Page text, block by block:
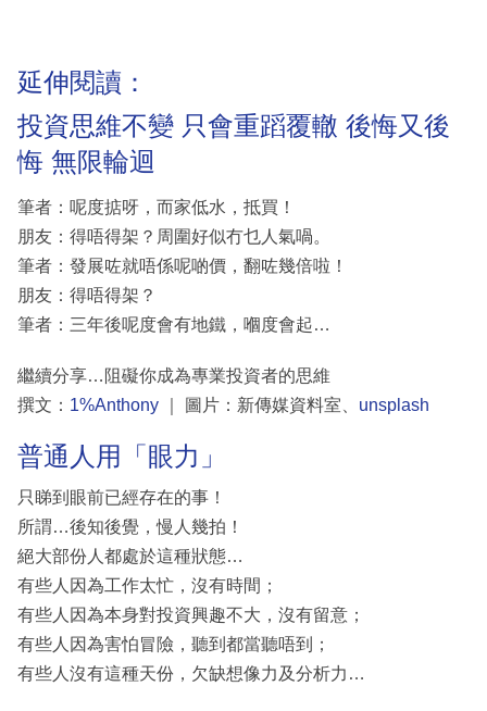
延伸閱讀：
投資思維不變 只會重蹈覆轍 後悔又後
悔 無限輪迴
筆者：呢度掂呀，而家低水，抵買！
朋友：得唔得架？周圍好似冇乜人氣喎。
筆者：發展咗就唔係呢啲價，翻咗幾倍啦！
朋友：得唔得架？
筆者：三年後呢度會有地鐵，嗰度會起…
繼續分享…阻礙你成為專業投資者的思維
撰文： 1%Anthony ｜ 圖片：新傳媒資料室、 unsplash
普通人用「眼力」
只睇到眼前已經存在的事！
所謂…後知後覺，慢人幾拍！
絕大部份人都處於這種狀態…
有些人因為工作太忙，沒有時間；
有些人因為本身對投資興趣不大，沒有留意；
有些人因為害怕冒險，聽到都當聽唔到；
有些人沒有這種天份，欠缺想像力及分析力…